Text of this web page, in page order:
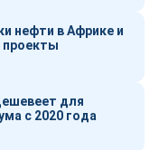
нефти в Африке и
проекты
для
с 2020 года